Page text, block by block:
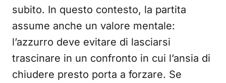
subito. In questo contesto, la partita
assume anche un valore mentale:
l’azzurro deve evitare di lasciarsi
trascinare in un confronto in cui l’ansia di
chiudere presto porta a forzare. Se